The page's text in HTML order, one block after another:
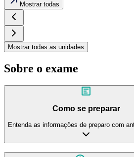
Mostrar todas
Mostrar todas as unidades
Sobre o exame
Como se preparar
Entenda as informações de preparo com